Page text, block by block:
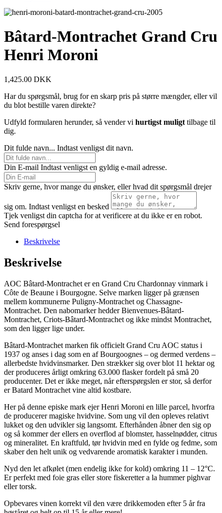
Bâtard-Montrachet Grand Cru
Henri Moroni
1,425.00 DKK
Har du spørgsmål, brug for en skarp pris på større mængder, eller vil
du blot bestille varen direkte?
Udfyld formularen herunder, så vender vi hurtigst muligt tilbage til
dig.
Dit fulde navn... Indtast venligst dit navn.
Din E-mail Indtast venligst en gyldig e-mail adresse.
Skriv gerne, hvor mange du ønsker, eller hvad dit spørgsmål drejer
sig om. Indtast venligst en besked
Tjek venligst din captcha for at verificere at du ikke er en robot.
Send forespørgsel
Beskrivelse
Beskrivelse
AOC Bâtard-Montrachet er en Grand Cru Chardonnay vinmark i
Côte de Beaune i Bourgogne. Selve marken ligger på grænsen
mellem kommunerne Puligny-Montrachet og Chassagne-
Montrachet. Den nabomarker hedder Bienvenues-Bâtard-
Montrachet, Criots-Bâtard-Montrachet og ikke mindst Montrachet,
som den ligger lige under.
Bâtard-Montrachet marken fik officielt Grand Cru AOC status i
1937 og anses i dag som en af Bourgoognes – og dermed verdens –
allerbedste hvidvinsmarker. Den strækker sig over blot 11 hektar og
der produceres årligt omkring 63.000 flasker fordelt på små 20
producenter. Det er ikke meget, når efterspørgslen er stor, så derfor
er Batard Montrachet vine altid kostbare.
Her på denne episke mark ejer Henri Moroni en lille parcel, hvorfra
de producerer magiske hvidvine. Som ung vil den opleves relativt
lukket og den udvikler sig langsomt. Efterhånden åbner den sig op
og så kommer der ellers en overflod af blomster, hasselnødder, citrus
og mineralitet. En kraftfuld, tør hvidvin med en fylde og fedme, som
skaber den helt unik og vedvarende aromatisk karakter i munden.
Nyd den let afkølet (men endelig ikke for kold) omkring 11 – 12°C.
Er perfekt med foie gras eller store fiskeretter a la hummer pighvar
eller torsk.
Opbevares vinen korrekt vil den være drikkemoden efter 5 år fra